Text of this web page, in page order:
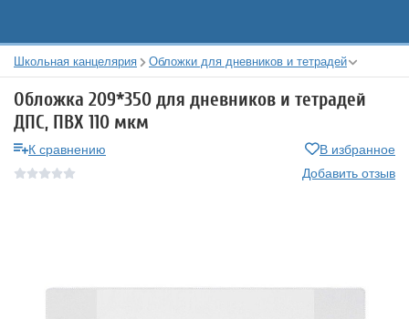
Школьная канцелярия Обложки для дневников и тетрадей
Обложка 209*350 для дневников и тетрадей
ДПС, ПВХ 110 мкм
К сравнению
В избранное
Добавить отзыв